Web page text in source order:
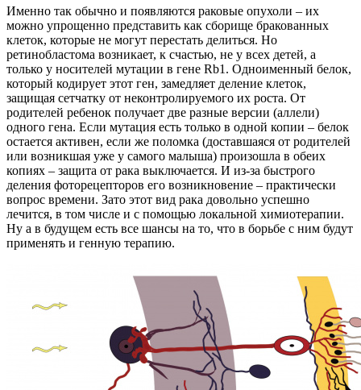
Именно так обычно и появляются раковые опухоли – их
можно упрощенно представить как сборище бракованных
клеток, которые не могут перестать делиться. Но
ретинобластома возникает, к счастью, не у всех детей, а
только у носителей мутации в гене Rb1. Одноименный белок,
который кодирует этот ген, замедляет деление клеток,
защищая сетчатку от неконтролируемого их роста. От
родителей ребенок получает две разные версии (аллели)
одного гена. Если мутация есть только в одной копии – белок
остается активен, если же поломка (доставшаяся от родителей
или возникшая уже у самого малыша) произошла в обеих
копиях – защита от рака выключается. И из-за быстрого
деления фоторецепторов его возникновение – практически
вопрос времени. Зато этот вид рака довольно успешно
лечится, в том числе и с помощью локальной химиотерапии.
Ну а в будущем есть все шансы на то, что в борьбе с ним будут
применять и генную терапию.